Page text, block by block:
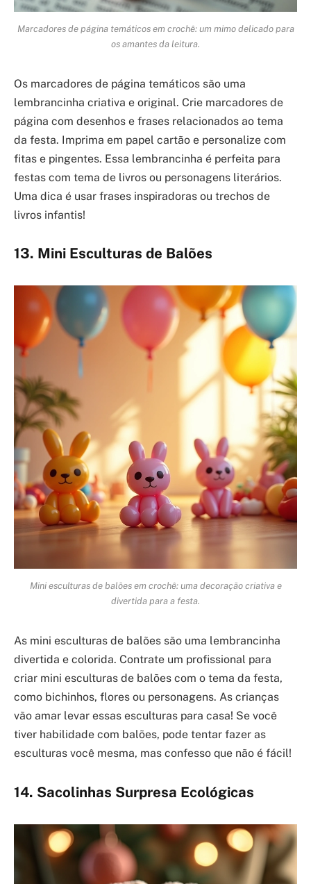
Marcadores de página temáticos em crochê: um mimo delicado para
os amantes da leitura.
Os marcadores de página temáticos são uma
lembrancinha criativa e original. Crie marcadores de
página com desenhos e frases relacionados ao tema
da festa. Imprima em papel cartão e personalize com
fitas e pingentes. Essa lembrancinha é perfeita para
festas com tema de livros ou personagens literários.
Uma dica é usar frases inspiradoras ou trechos de
livros infantis!
13. Mini Esculturas de Balões
Mini esculturas de balões em crochê: uma decoração criativa e
divertida para a festa.
As mini esculturas de balões são uma lembrancinha
divertida e colorida. Contrate um profissional para
criar mini esculturas de balões com o tema da festa,
como bichinhos, flores ou personagens. As crianças
vão amar levar essas esculturas para casa! Se você
tiver habilidade com balões, pode tentar fazer as
esculturas você mesma, mas confesso que não é fácil!
14. Sacolinhas Surpresa Ecológicas